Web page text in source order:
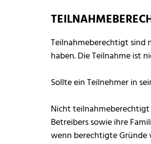
Teilnahmeberechtigt sind
haben. Die Teilnahme ist
Sollte ein Teilnehmer in
Nicht teilnahmeberechtigt
Betreibers sowie ihre
wenn berechtigte Gründe